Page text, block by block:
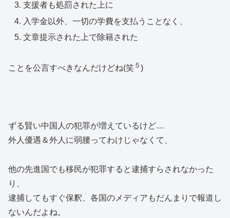
支援者も処罰された上に
入学金以外、一切の学費を支払うことなく、
文章提示された上で除籍された
ことを公言すべきなんだけどね(笑 ５ )
ずる賢い中国人の犯罪が増えているけど…
外人優遇＆外人に弱腰ってわけじゃなくて、
他の先進国でも移民が犯罪すると逮捕すらされなかった
り、
逮捕してもすぐ保釈、各国のメディアもだんまりで報道し
ないんだよね。